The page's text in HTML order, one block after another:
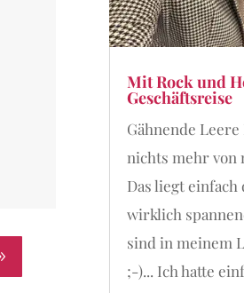
Mit Rock und
Geschäftsreise
Gähnende
nichts mehr von
Das liegt einfach
wirklich
sind in meinem
;-)... Ich hatte